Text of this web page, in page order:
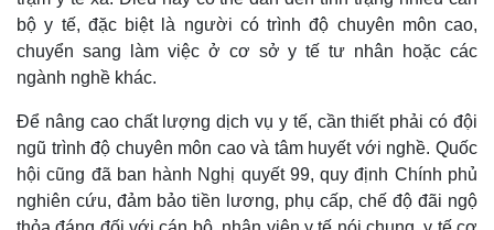
bộ y tế, đặc biệt là người có trình độ chuyên môn cao,
chuyển sang làm việc ở cơ sở y tế tư nhân hoặc các
ngành nghề khác.
Để nâng cao chất lượng dịch vụ y tế, cần thiết phải có đội
ngũ trình độ chuyên môn cao và tâm huyết với nghề. Quốc
hội cũng đã ban hành Nghị quyết 99, quy định Chính phủ
nghiên cứu, đảm bảo tiền lương, phụ cấp, chế độ đãi ngộ